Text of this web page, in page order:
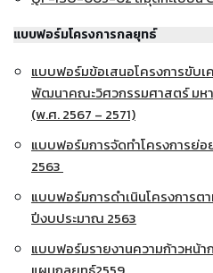
แบบฟอร์มโครงการกลยุทธ์
แบบฟอร์มข้อเสนอโครงการขับ
พัฒนาคณะวิศวกรรมศาสตร์ มหา
(พ.ศ. 2567 – 2571)
แบบฟอร์มการจัดทำโครงการย่
2563
แบบฟอร์มการดำเนินโครงการต
ปีงบประมาณ 2563
แบบฟอร์มรายงานความก้าวหน้า